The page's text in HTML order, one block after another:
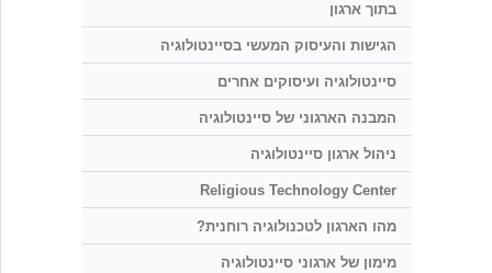
בתוך ארגון
הגישות והעיסוק המעשי בסיינטולוגיה
סיינטולוגיה ועיסוקים אחרים
המבנה הארגוני של סיינטולוגיה
ניהול ארגון סיינטולוגיה
Religious Technology Center
מהו הארגון לטכנולוגיה רוחנית?
מימון של ארגוני סיינטולוגיה